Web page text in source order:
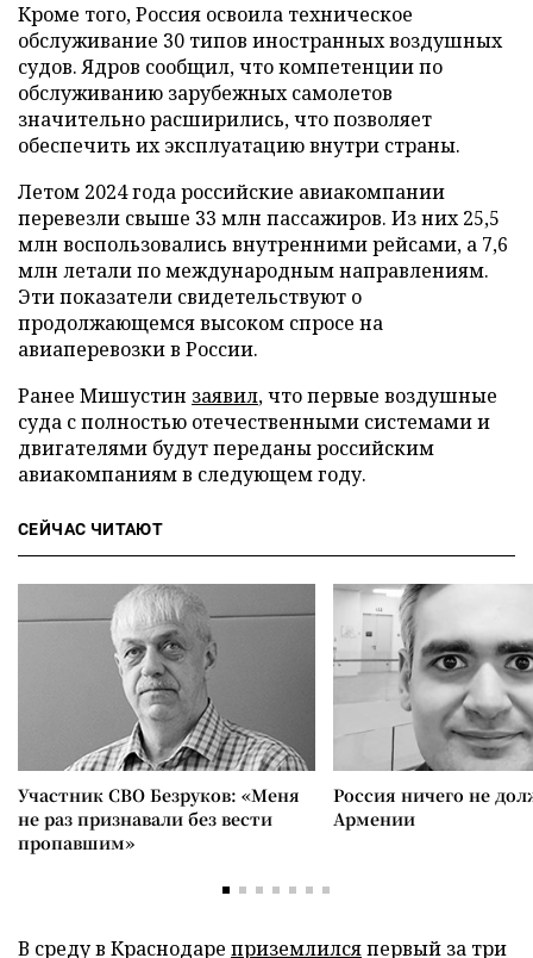
Кроме того, Россия освоила техническое
обслуживание 30 типов иностранных воздушных
судов. Ядров сообщил, что компетенции по
обслуживанию зарубежных самолетов
значительно расширились, что позволяет
обеспечить их эксплуатацию внутри страны.
Летом 2024 года российские авиакомпании
перевезли свыше 33 млн пассажиров. Из них 25,5
млн воспользовались внутренними рейсами, а 7,6
млн летали по международным направлениям.
Эти показатели свидетельствуют о
продолжающемся высоком спросе на
авиаперевозки в России.
Ранее Мишустин заявил, что первые воздушные
суда с полностью отечественными системами и
двигателями будут переданы российским
авиакомпаниям в следующем году.
СЕЙЧАС ЧИТАЮТ
Участник СВО Безруков: «Меня
не раз признавали без вести
пропавшим»
Россия ничего не
Армении
В среду в Краснодаре приземлилсяпервый за три